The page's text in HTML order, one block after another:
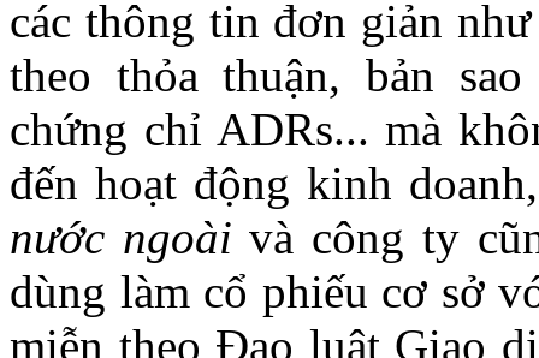
các thông tin đơn giản
theo thỏa thuận, bản
chứng chỉ ADRs... mà
đến hoạt động kinh
nước ngoài và công ty
dùng làm cổ phiếu cơ sở
miễn theo Đạo luật Giao